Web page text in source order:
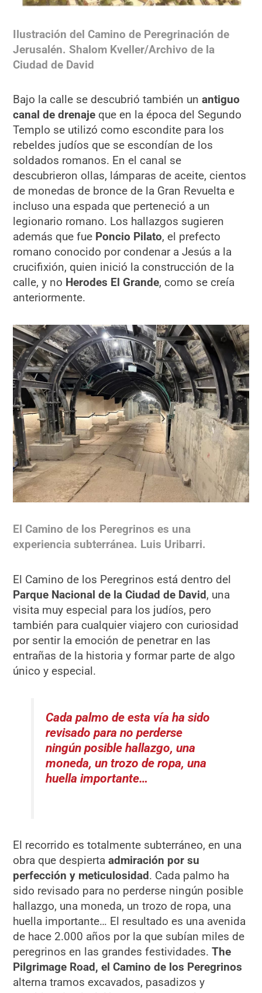
Ilustración del Camino de Peregrinación de
Jerusalén. Shalom Kveller/Archivo de la
Ciudad de David
Bajo la calle se descubrió también unantiguo
canal de drenaje que en la época del Segundo
Templo se utilizó como escondite para los
rebeldes judíos que se escondían de los
soldados romanos. En el canal se
descubrieron ollas, lámparas de aceite, cientos
de monedas de bronce de la Gran Revuelta e
incluso una espada que perteneció a un
legionario romano. Los hallazgos sugieren
además que fue Poncio Pilato, el prefecto
romano conocido por condenar a Jesús a la
crucifixión, quien inició la construcción de la
calle, y no Herodes El Grande, como se creía
anteriormente.
El Camino de los Peregrinos es una
experiencia subterránea. Luis Uribarri.
El Camino de los Peregrinos está dentro del
Parque Nacional de la Ciudad de David, una
visita muy especial para los judíos, pero
también para cualquier viajero con curiosidad
por sentir la emoción de penetrar en las
entrañas de la historia y formar parte de algo
único y especial.
Cada palmo de esta vía ha sido
revisado para no perderse
ningún posible hallazgo, una
moneda, un trozo de ropa, una
huella importante…
El recorrido es totalmente subterráneo, en una
obra que despiertaadmiración por su
perfección y meticulosidad. Cada palmo ha
sido revisado para no perderse ningún posible
hallazgo, una moneda, un trozo de ropa, una
huella importante… El resultado es una avenida
de hace 2.000 años por la que subían miles de
peregrinos en las grandes festividades.The
Pilgrimage Road, el Camino de los Peregrinos
alterna tramos excavados, pasadizos y